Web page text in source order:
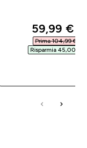
59,99 €‎
Prima 104,99 €‎
Risparmia 45,00 €‎